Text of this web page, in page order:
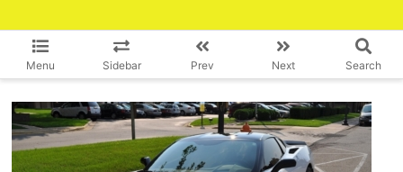
Menu Sidebar Prev Next Search